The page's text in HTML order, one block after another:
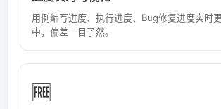
用例编写进度、执行进度、Bug修复进度实时
中，偏差一目了然。
🆓